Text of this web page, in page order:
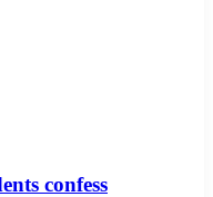
confess